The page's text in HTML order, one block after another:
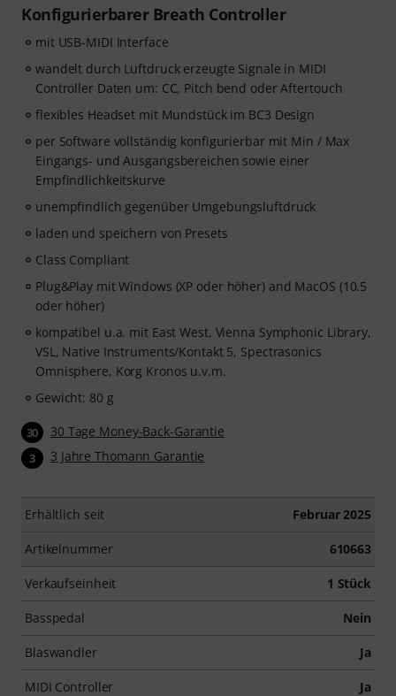
Konfigurierbarer Breath Controller
mit USB-MIDI Interface
wandelt durch Luftdruck erzeugte Signale in MIDI
Controller Daten um: CC, Pitch bend oder Aftertouch
flexibles Headset mit Mundstück im BC3 Design
per Software vollständig konfigurierbar mit Min / Max
Eingangs- und Ausgangsbereichen sowie einer
Empfindlichkeitskurve
unempfindlich gegenüber Umgebungsluftdruck
laden und speichern von Presets
Class Compliant
Plug&Play mit Windows (XP oder höher) and MacOS (10.5
oder höher)
kompatibel u.a. mit East West, Vienna Symphonic Library,
VSL, Native Instruments/Kontakt 5, Spectrasonics
Omnisphere, Korg Kronos u.v.m.
Gewicht: 80 g
30 30 Tage Money-Back-Garantie
3 3 Jahre Thomann Garantie
Erhältlich seit Februar 2025
Artikelnummer 610663
Verkaufseinheit 1 Stück
Basspedal Nein
Blaswandler Ja
MIDI Controller Ja